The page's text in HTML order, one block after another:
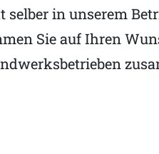
in unserem
Sie auf Ihren